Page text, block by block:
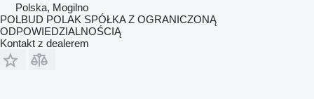
Polska, Mogilno
POLBUD POLAK SPÓŁKA Z OGRANICZONĄ
ODPOWIEDZIALNOŚCIĄ
Kontakt z dealerem